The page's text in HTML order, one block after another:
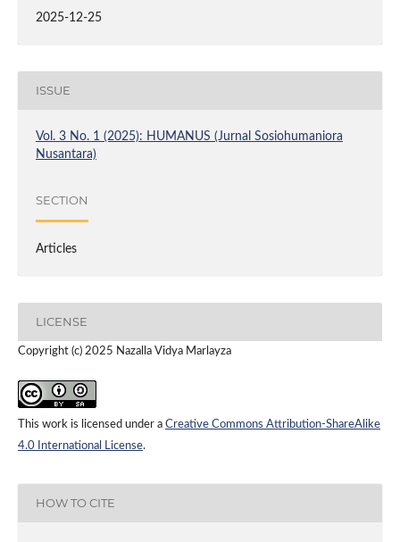
2025-12-25
ISSUE
Vol. 3 No. 1 (2025): HUMANUS (Jurnal Sosiohumaniora
Nusantara)
SECTION
Articles
LICENSE
Copyright (c) 2025 Nazalla Vidya Marlayza
This work is licensed under a Creative Commons Attribution-ShareAlike
4.0 International License.
HOW TO CITE